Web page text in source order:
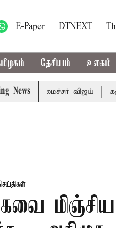
E-Paper DTNEXT
தேசியம் உலகம்
News
முதல்-அமைச்சர் விஜய் கரூர்